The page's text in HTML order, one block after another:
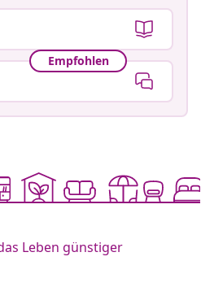
Empfohlen
Leben günstiger